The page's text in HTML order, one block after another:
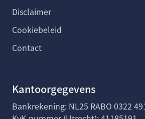
Disclaimer
Cookiebeleid
Contact
Kantoorgegevens
Bankrekening: NL25 RABO 0322